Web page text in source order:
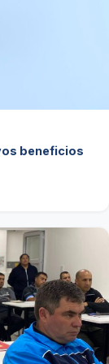
beneficios